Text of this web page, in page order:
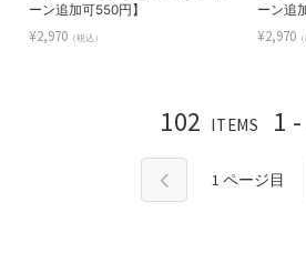
ーン追加可550円】
¥2,970 （税込）
ーン追
¥2,970
102 ITEMS 1
1 ページ目